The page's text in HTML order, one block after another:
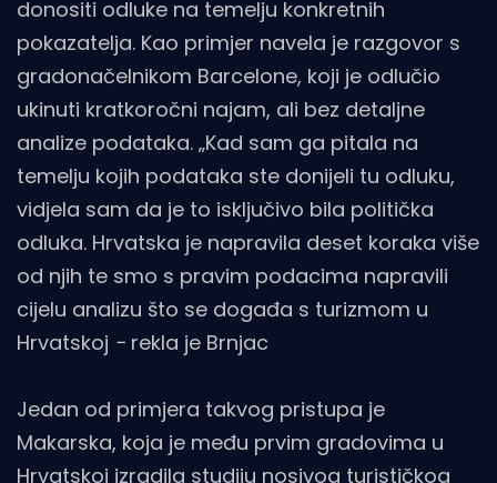
donositi odluke na temelju konkretnih
pokazatelja. Kao primjer navela je razgovor s
gradonačelnikom Barcelone, koji je odlučio
ukinuti kratkoročni najam, ali bez detaljne
analize podataka. „Kad sam ga pitala na
temelju kojih podataka ste donijeli tu odluku,
vidjela sam da je to isključivo bila politička
odluka. Hrvatska je napravila deset koraka više
od njih te smo s pravim podacima napravili
cijelu analizu što se događa s turizmom u
Hrvatskoj - rekla je Brnjac
Jedan od primjera takvog pristupa je
Makarska, koja je među prvim gradovima u
Hrvatskoj izradila studiju nosivog turističkog